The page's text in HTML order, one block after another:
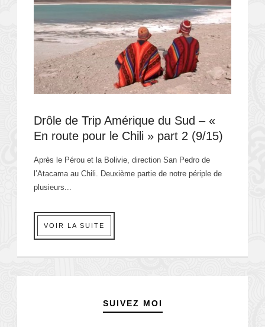
Drôle de Trip Amérique du Sud – «
En route pour le Chili » part 2 (9/15)
Après le Pérou et la Bolivie, direction San Pedro de
l’Atacama au Chili. Deuxième partie de notre périple de
plusieurs...
VOIR LA SUITE
SUIVEZ MOI